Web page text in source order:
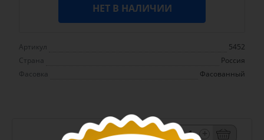
НЕТ В НАЛИЧИИ
Артикул
5452
Страна
Россия
Фасовка
Фасованный
-